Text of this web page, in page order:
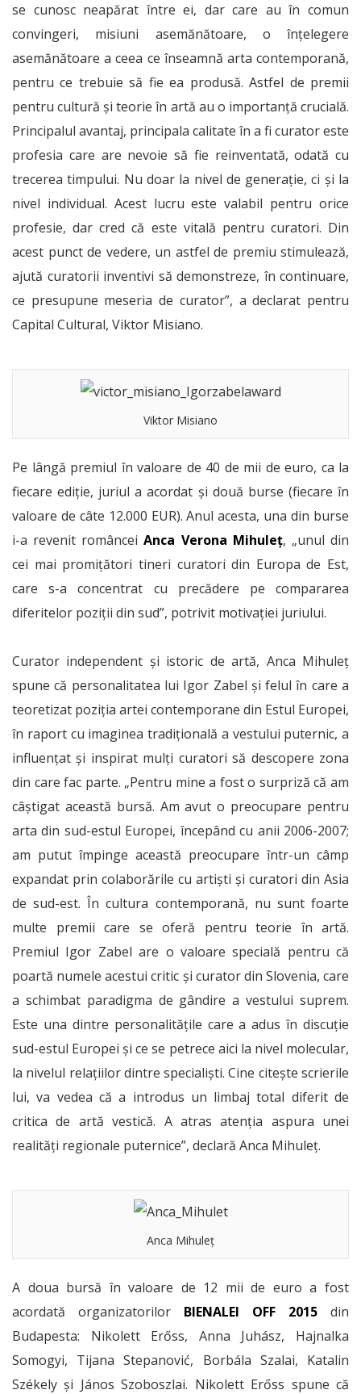
se cunosc neapărat între ei, dar care au în comun
convingeri, misiuni asemănătoare, o înțelegere
asemănătoare a ceea ce înseamnă arta contemporană,
pentru ce trebuie să fie ea produsă. Astfel de premii
pentru cultură și teorie în artă au o importanță crucială.
Principalul avantaj, principala calitate în a fi curator este
profesia care are nevoie să fie reinventată, odată cu
trecerea timpului. Nu doar la nivel de generație, ci și la
nivel individual. Acest lucru este valabil pentru orice
profesie, dar cred că este vitală pentru curatori. Din
acest punct de vedere, un astfel de premiu stimulează,
ajută curatorii inventivi să demonstreze, în continuare,
ce presupune meseria de curator”, a declarat pentru
Capital Cultural, Viktor Misiano.
Viktor Misiano
Pe lângă premiul în valoare de 40 de mii de euro, ca la
fiecare ediție, juriul a acordat şi două burse (fiecare în
valoare de câte 12.000 EUR). Anul acesta, una din burse
i-a revenit românceiAnca Verona Mihuleț, „unul din
cei mai promiţători tineri curatori din Europa de Est,
care s-a concentrat cu precădere pe compararea
diferitelor poziţii din sud”, potrivit motivației juriului.
Curator independent și istoric de artă, Anca Mihuleț
spune că personalitatea lui Igor Zabel și felul în care a
teoretizat poziţia artei contemporane din Estul Europei,
în raport cu imaginea tradiţională a vestului puternic, a
influenţat şi inspirat mulţi curatori să descopere zona
din care fac parte. „Pentru mine a fost o surpriză că am
câștigat această bursă. Am avut o preocupare pentru
arta din sud-estul Europei, începând cu anii 2006-2007;
am putut împinge această preocupare într-un câmp
expandat prin colaborările cu artişti şi curatori din Asia
de sud-est. În cultura contemporană, nu sunt foarte
multe premii care se oferă pentru teorie în artă.
Premiul Igor Zabel are o valoare specială pentru că
poartă numele acestui critic şi curator din Slovenia, care
a schimbat paradigma de gândire a vestului suprem.
Este una dintre personalităţile care a adus în discuţie
sud-estul Europei și ce se petrece aici la nivel molecular,
la nivelul relaţiilor dintre specialişti. Cine citește scrierile
lui, va vedea că a introdus un limbaj total diferit de
critica de artă vestică. A atras atenția aspura unei
realități regionale puternice”, declară Anca Mihuleț.
Anca Mihuleț
A doua bursă în valoare de 12 mii de euro a fost
acordată organizatorilor BIENALEI OFF 2015 din
Budapesta: Nikolett Erőss, Anna Juhász, Hajnalka
Somogyi, Tijana Stepanović, Borbála Szalai, Katalin
Székely şi János Szoboszlai. Nikolett Erőss spune că